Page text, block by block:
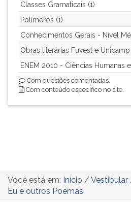
Classes Gramaticais (1)
Polímeros (1)
Conhecimentos Gerais - Nível
Obras literárias Fuvest e Unicamp
ENEM 2010 - Ciências Humanas e
Com questões comentadas.
Com conteúdo específico no site.
Você está em: Início / Vestibular
Eu e outros Poemas